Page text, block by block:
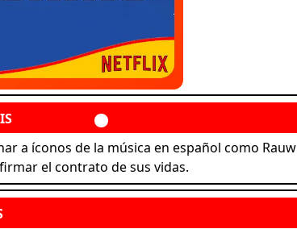
a íconos de la música en español como Rauw
el contrato de sus vidas.